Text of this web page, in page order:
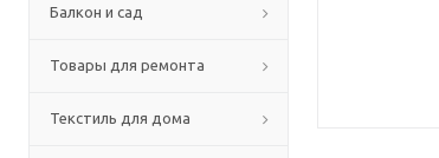
Балкон и сад
Товары для ремонта
Текстиль для дома